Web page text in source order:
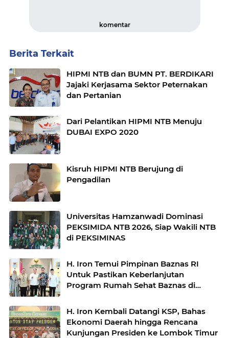
komentar
Berita Terkait
HIPMI NTB dan BUMN PT. BERDIKARI
Jajaki Kerjasama Sektor Peternakan
dan Pertanian
Dari Pelantikan HIPMI NTB Menuju
DUBAI EXPO 2020
Kisruh HIPMI NTB Berujung di
Pengadilan
Universitas Hamzanwadi Dominasi
PEKSIMIDA NTB 2026, Siap Wakili NTB
di PEKSIMINAS
H. Iron Temui Pimpinan Baznas RI
Untuk Pastikan Keberlanjutan
Program Rumah Sehat Baznas di
H. Iron Kembali Datangi KSP, Bahas
Ekonomi Daerah hingga Rencana
Kunjungan Presiden ke Lombok Timur